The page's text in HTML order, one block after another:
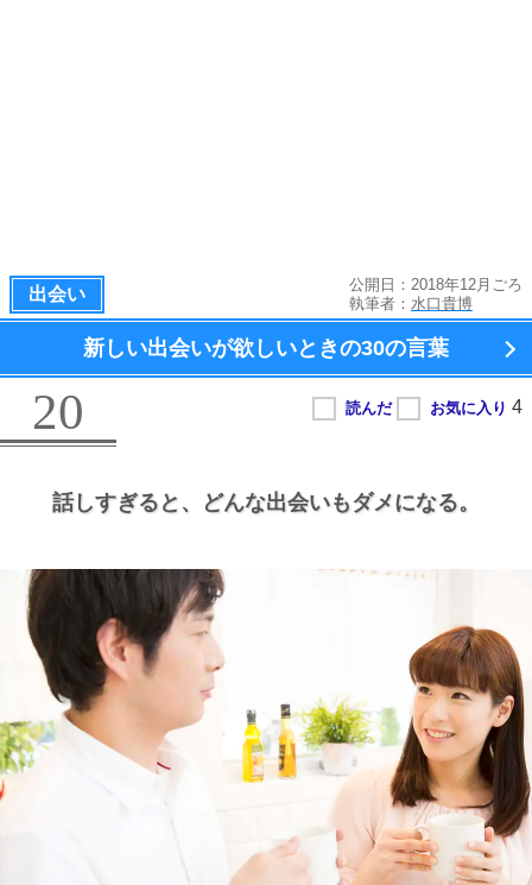
出会い
公開日：2018年12月ごろ
執筆者： 水口貴博
新しい出会いが欲しいときの30の言葉
20
話しすぎると、 どんな出会いもダメになる。